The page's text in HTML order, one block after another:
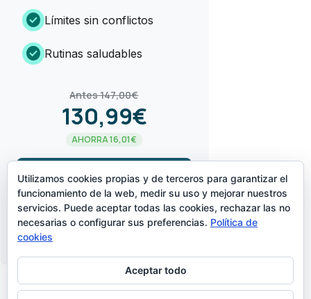
check_circle Límites sin conflictos
check_circle Rutinas saludables
Antes 147,00€
130,99€
AHORRA 16,01€
¡LO QUIERO!arrow_forward
CREADO POR
Utilizamos cookies propias y de terceros para garantizar el
funcionamiento de la web, medir su uso y mejorar nuestros
servicios. Puede aceptar todas las cookies, rechazar las no
necesarias o configurar sus preferencias. Política de
cookies
Aceptar todo